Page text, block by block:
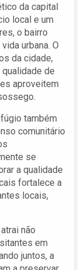
da capital
local e um
o bairro
urbana. O
da cidade,
de
aproveitem
também
comunitário
se
a qualidade
fortalece a
locais,
não
em
juntos, a